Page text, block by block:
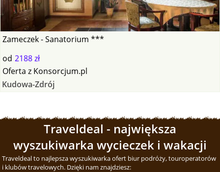
Zameczek - Sanatorium ***
od 2188 zł
Oferta z Konsorcjum.pl
Kudowa-Zdrój
Traveldeal - największa
wyszukiwarka wycieczek i wakacji
Traveldeal to najlepsza wyszukiwarka ofert biur podróży, touroperatorów
i klubów travelowych. Dzięki nam znajdziesz: